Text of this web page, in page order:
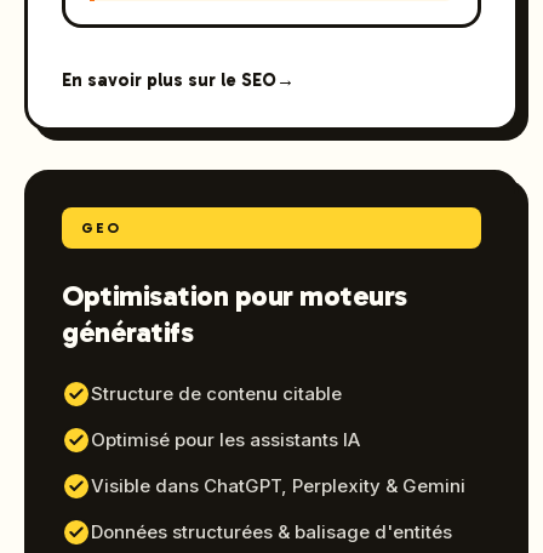
En savoir plus sur le SEO→
GEO
Optimisation pour moteurs
génératifs
Structure de contenu citable
Optimisé pour les assistants IA
Visible dans ChatGPT, Perplexity & Gemini
Données structurées & balisage d'entités